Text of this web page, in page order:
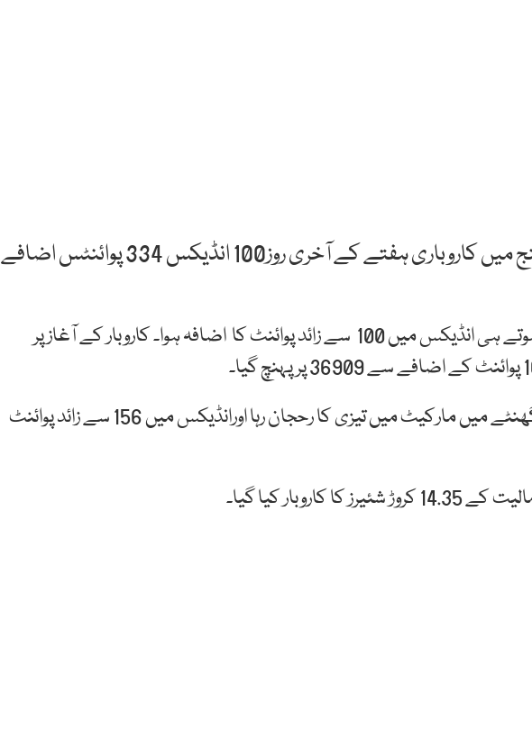
کراچی: پاکستان اسٹاک ایکسچینج میں کاروباری ہفتے کے آخری روز100 انڈیکس 334 پوائنٹس اضافے
اسٹاک مارکیٹ میں کاروبار کا آغاز ہوتے ہی انڈیکس میں 100 سے زائد پوائنٹ کا اضافہ ہوا۔ کاروبار کے آغاز پر
مارکیٹ کھلنے کے بعد پہلے ایک گھنٹے میں مارکیٹ میں تیزی کا رحجان رہا اورانڈیکس میں 156 سے زائد پوائنٹ